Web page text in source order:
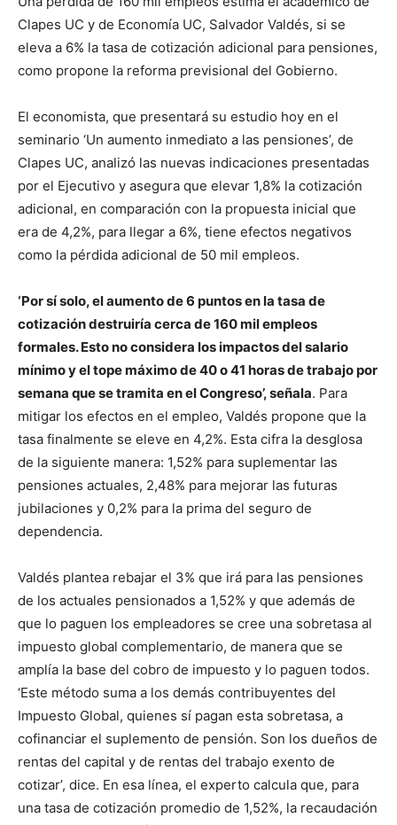
Clapes UC y de Economía UC, Salvador Valdés, si se
eleva a 6% la tasa de cotización adicional para pensiones,
como propone la reforma previsional del Gobierno.
El economista, que presentará su estudio hoy en el
seminario ‘Un aumento inmediato a las pensiones’, de
Clapes UC, analizó las nuevas indicaciones presentadas
por el Ejecutivo y asegura que elevar 1,8% la cotización
adicional, en comparación con la propuesta inicial que
era de 4,2%, para llegar a 6%, tiene efectos negativos
como la pérdida adicional de 50 mil empleos.
‘Por sí solo, el aumento de 6 puntos en la tasa de
cotización destruiría cerca de 160 mil empleos
formales. Esto no considera los impactos del salario
mínimo y el tope máximo de 40 o 41 horas de trabajo por
semana que se tramita en el Congreso’, señala. Para
mitigar los efectos en el empleo, Valdés propone que la
tasa finalmente se eleve en 4,2%. Esta cifra la desglosa
de la siguiente manera: 1,52% para suplementar las
pensiones actuales, 2,48% para mejorar las futuras
jubilaciones y 0,2% para la prima del seguro de
dependencia.
Valdés plantea rebajar el 3% que irá para las pensiones
de los actuales pensionados a 1,52% y que además de
que lo paguen los empleadores se cree una sobretasa al
impuesto global complementario, de manera que se
amplía la base del cobro de impuesto y lo paguen todos.
‘Este método suma a los demás contribuyentes del
Impuesto Global, quienes sí pagan esta sobretasa, a
cofinanciar el suplemento de pensión. Son los dueños de
rentas del capital y de rentas del trabajo exento de
cotizar’, dice. En esa línea, el experto calcula que, para
una tasa de cotización promedio de 1,52%, la recaudación